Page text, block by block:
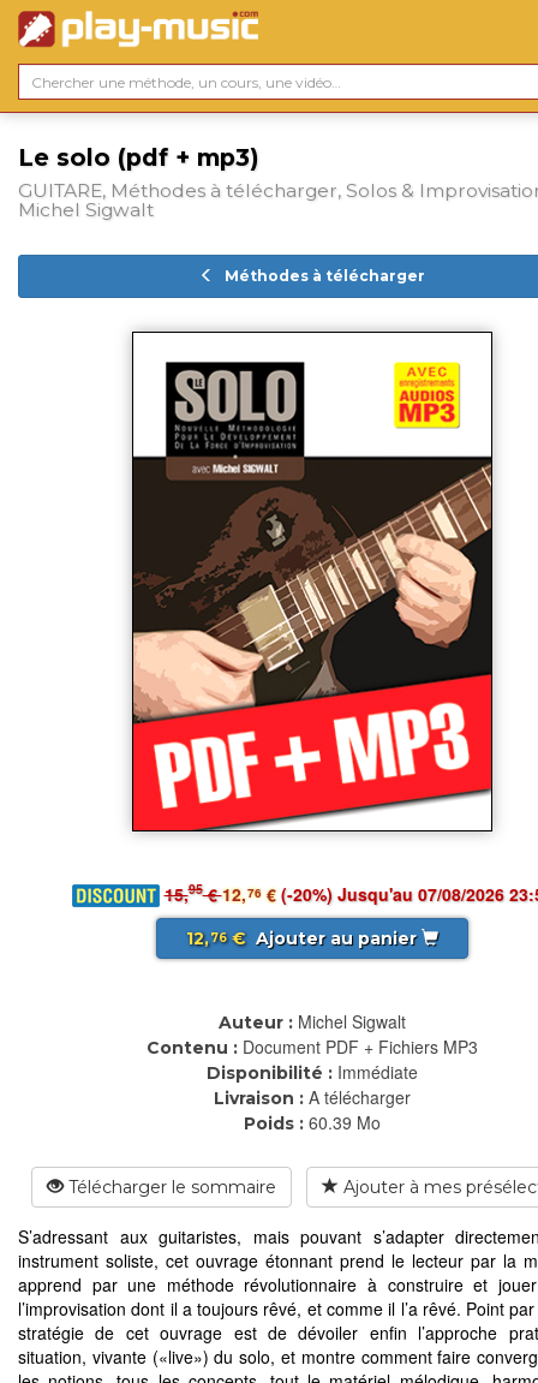
Le solo (pdf + mp3)
GUITARE, Méthodes à télécharger, Solos &
Michel Sigwalt
Méthodes à télécharger
15,95€12,76€(-20%) Jusqu'au 07/08/2026
12,76€ Ajouter au panier
Auteur : Michel Sigwalt
Contenu : Document PDF + Fichiers MP3
Disponibilité : Immédiate
Livraison : A télécharger
Poids : 60.39 Mo
Télécharger le sommaire Ajouter à mes
S’adressant aux guitaristes, mais pouvant s’adapter
instrument soliste, cet ouvrage étonnant prend le lecteur par la
apprend par une méthode révolutionnaire à construire et
l’improvisation dont il a toujours rêvé, et comme il l’a rêvé. Point
stratégie de cet ouvrage est de dévoiler enfin l’approche
situation, vivante («live») du solo, et montre comment faire